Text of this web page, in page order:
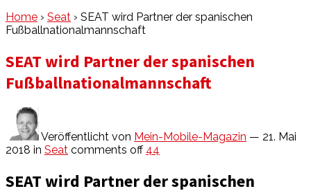
Home › Seat › SEAT wird Partner der spanischen
Fußballnationalmannschaft
SEAT wird Partner der spanischen
Fußballnationalmannschaft
Veröffentlicht von Mein-Mobile-Magazin — 21. Mai
2018 in Seat comments off 44
SEAT wird Partner der spanischen